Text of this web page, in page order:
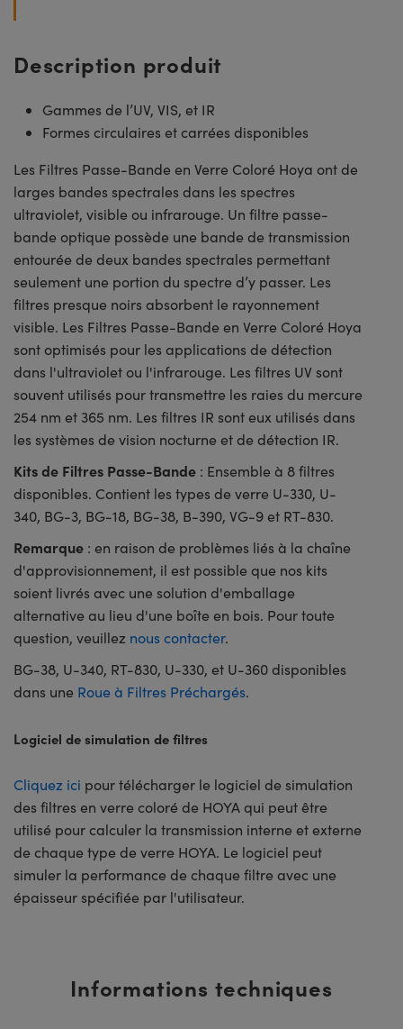
Description produit
Gammes de l’UV, VIS, et IR
Formes circulaires et carrées disponibles
Les Filtres Passe-Bande en Verre Coloré Hoya ont de
larges bandes spectrales dans les spectres
ultraviolet, visible ou infrarouge. Un filtre passe-
bande optique possède une bande de transmission
entourée de deux bandes spectrales permettant
seulement une portion du spectre d’y passer. Les
filtres presque noirs absorbent le rayonnement
visible. Les Filtres Passe-Bande en Verre Coloré Hoya
sont optimisés pour les applications de détection
dans l'ultraviolet ou l'infrarouge. Les filtres UV sont
souvent utilisés pour transmettre les raies du mercure
254 nm et 365 nm. Les filtres IR sont eux utilisés dans
les systèmes de vision nocturne et de détection IR.
Kits de Filtres Passe-Bande : Ensemble à 8 filtres
disponibles. Contient les types de verre U-330, U-
340, BG-3, BG-18, BG-38, B-390, VG-9 et RT-830.
Remarque : en raison de problèmes liés à la chaîne
d'approvisionnement, il est possible que nos kits
soient livrés avec une solution d'emballage
alternative au lieu d'une boîte en bois. Pour toute
question, veuillez nous contacter.
BG-38, U-340, RT-830, U-330, et U-360 disponibles
dans une Roue à Filtres Préchargés.
Logiciel de simulation de filtres
Cliquez ici pour télécharger le logiciel de simulation
des filtres en verre coloré de HOYA qui peut être
utilisé pour calculer la transmission interne et externe
de chaque type de verre HOYA. Le logiciel peut
simuler la performance de chaque filtre avec une
épaisseur spécifiée par l'utilisateur.
Informations techniques